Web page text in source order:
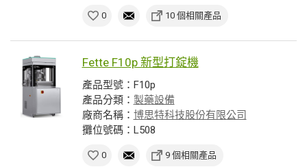
0 10 個相關產品
Fette F10p 新型打錠機
產品型號：F10p
產品分類： 製藥設備
廠商名稱： 博思特科技股份有限公司
攤位號碼：L508
0 9 個相關產品